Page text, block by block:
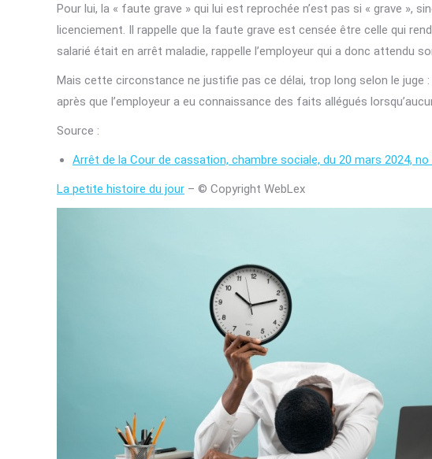
Pour lui, la « faute grave » qui lui est reprochée n’est pas si « grave »,
licenciement. Il rappelle que la faute grave est censée être celle qui
salarié était en arrêt maladie, rappelle l’employeur qui a donc attendu
Mais cette circonstance ne justifie pas ce délai, trop long selon le
après que l’employeur a eu connaissance des faits allégués
Source :
Arrêt de la Cour de cassation, chambre sociale, du 20 mars 2024, no
La petite histoire du jour – © Copyright WebLex